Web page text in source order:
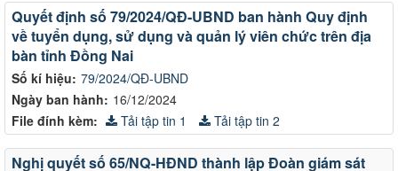
Số kí hiệu: 79/2024/QĐ-UBND
Ngày ban hành: 16/12/2024
Quyết định số 79/2024/QĐ-UBND ban hành Quy định
về tuyển dụng, sử dụng và quản lý viên chức trên địa
bàn tỉnh Đồng Nai
File đính kèm: Tải tập tin 1 Tải tập tin 2
Nghị quyết số 65/NQ-HĐND thành lập Đoàn giám sát